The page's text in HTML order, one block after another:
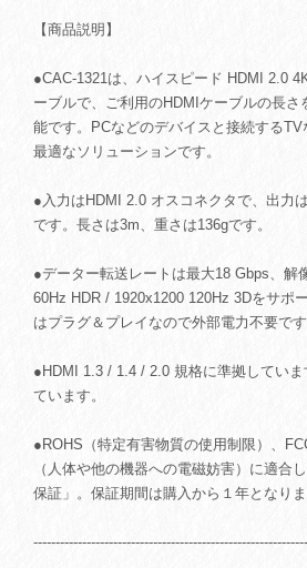
【商品説明】
●CAC-1321は、ハイスピード HDMI 2.0
ーブルで、ご利用のHDMIケーブルの長さ
能です。PCなどのデバイスと接続する
最適なソリューションです。
●入力はHDMI 2.0 オスコネクタで、出力
です。長さは3m、重さは136gです。
●データー転送レートは最大18 Gbps、解
60Hz HDR / 1920x1200 120Hz 3Dをサポ
はプラグ＆プレイなので外部電力不要です
●HDMI 1.3 / 1.4 / 2.0 規格に準拠してい
ています。
●ROHS（特定有害物質の使用制限）、
（人体や他の機器への電磁妨害）に適合
保証」。保証期間は購入から１年となりま